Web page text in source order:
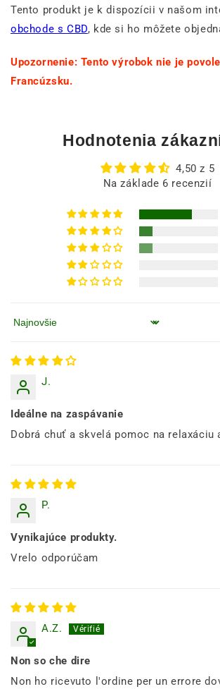
Tento produkt je k dispozícii v našom
obchode s CBD, kde si ho môžete
Upozornenie: Tento výrobok nie je
Francúzsku.
Hodnotenia
4,50 z 5
Na základe 6 recenzií
Zoradiť podľa
J.
Ideálne na zaspávanie
Dobrá chuť a skvelá pomoc na relaxáciu
P.
Vynikajúce produkty.
Vrelo odporúčam
A.Z.
Non so che dire
Non ho ricevuto l'ordine per un errore